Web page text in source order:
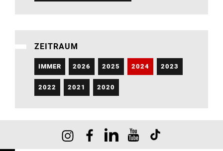
ZEITRAUM
IMMER 2026 2025 2024 2023
2022 2021 2020